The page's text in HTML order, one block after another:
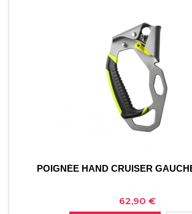
POIGNÉE HAND CRUISER
Prix
62,90 €